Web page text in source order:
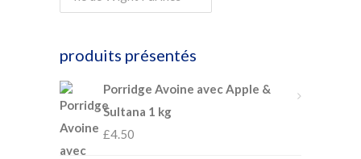
produits présentés
Porridge Avoine avec Apple &
Sultana 1 kg
£4.50